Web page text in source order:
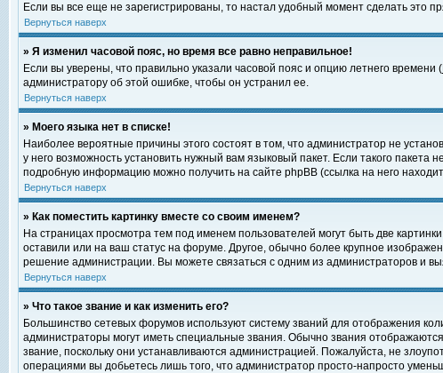
Если вы все еще не зарегистрированы, то настал удобный момент сделать это
Вернуться наверх
» Я изменил часовой пояс, но время все равно неправильное!
Если вы уверены, что правильно указали часовой пояс и опцию летнего времени (
администратору об этой ошибке, чтобы он устранил ее.
Вернуться наверх
» Моего языка нет в списке!
Наиболее вероятные причины этого состоят в том, что администратор не
у него возможность установить нужный вам языковый пакет. Если такого
подробную информацию можно получить на сайте phpBB (ссылка на него
Вернуться наверх
» Как поместить картинку вместе со своим именем?
На страницах просмотра тем под именем пользователей могут быть две
оставили или на ваш статус на форуме. Другое, обычно более крупное
решение администрации. Вы можете связаться с одним из администраторов и
Вернуться наверх
» Что такое звание и как изменить его?
Большинство сетевых форумов используют систему званий для отображения
администраторы могут иметь специальные звания. Обычно звания
звание, поскольку они устанавливаются администрацией. Пожалуйста, не
операциями вы добьетесь лишь того, что администратор просто-напросто